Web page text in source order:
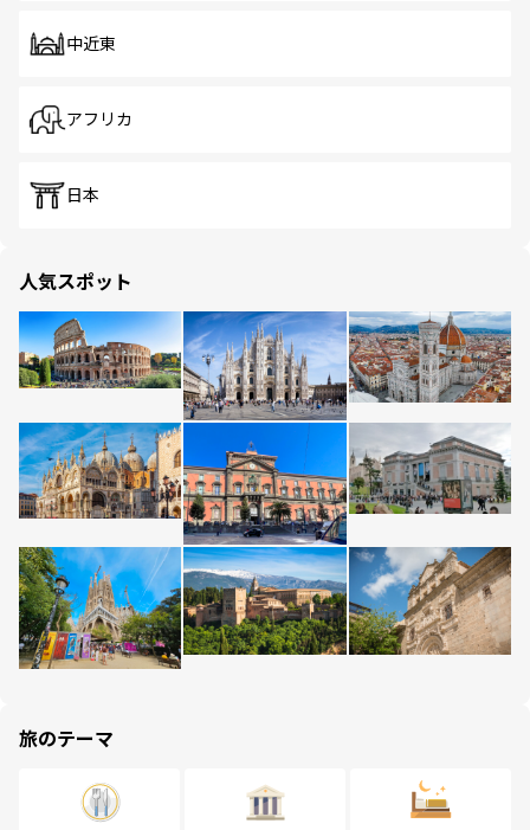
中近東
アフリカ
日本
人気スポット
旅のテーマ